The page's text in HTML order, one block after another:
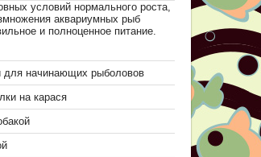
условий нормального роста,
аквариумных рыб
и полноценное питание.
для начинающих рыболовов
на карася